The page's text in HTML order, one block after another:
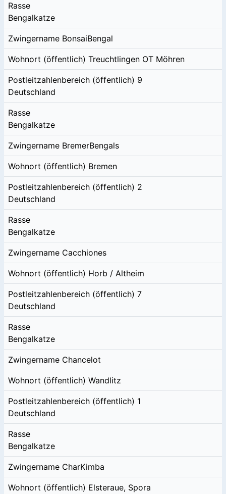
Rasse
Bengalkatze
Zwingername BonsaiBengal
Wohnort (öffentlich) Treuchtlingen OT Möhren
Postleitzahlenbereich (öffentlich) 9
Deutschland
Rasse
Bengalkatze
Zwingername BremerBengals
Wohnort (öffentlich) Bremen
Postleitzahlenbereich (öffentlich) 2
Deutschland
Rasse
Bengalkatze
Zwingername Cacchiones
Wohnort (öffentlich) Horb / Altheim
Postleitzahlenbereich (öffentlich) 7
Deutschland
Rasse
Bengalkatze
Zwingername Chancelot
Wohnort (öffentlich) Wandlitz
Postleitzahlenbereich (öffentlich) 1
Deutschland
Rasse
Bengalkatze
Zwingername CharKimba
Wohnort (öffentlich) Elsteraue, Spora